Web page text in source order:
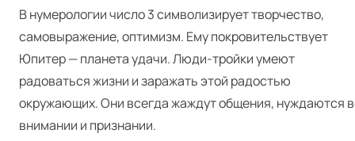
В нумерологии число 3 символизирует творчество,
самовыражение, оптимизм. Ему покровительствует
Юпитер — планета удачи. Люди-тройки умеют
радоваться жизни и заражать этой радостью
окружающих. Они всегда жаждут общения, нуждаются
внимании и признании.